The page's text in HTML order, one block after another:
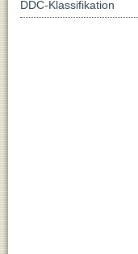
DDC-Klassifikation